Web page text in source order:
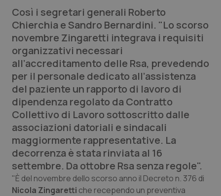
Lettere al direttore
Edizioni Regionali
QS Pro
Professionisti Sanitari.AI
Abruzzo
Basilicata
Calabria
Campania
QS Pro Gold
Artrite & artrosi
Asma & BPCO
Car-T
QS Club Newsletter
Così i segretari generali Roberto
Chierchia e Sandro Bernardini. "Lo scorso
novembre Zingaretti integrava i requisiti
organizzativi necessari
all’accreditamento delle Rsa, prevedendo
per il personale dedicato all’assistenza
del paziente un rapporto di lavoro di
dipendenza regolato da Contratto
Collettivo di Lavoro sottoscritto dalle
associazioni datoriali e sindacali
maggiormente rappresentative. La
decorrenza è stata rinviata al 16
settembre. Da ottobre Rsa senza regole".
"È del novembre dello scorso anno il Decreto n. 376 di
Nicola Zingaretti che recependo un preventiva